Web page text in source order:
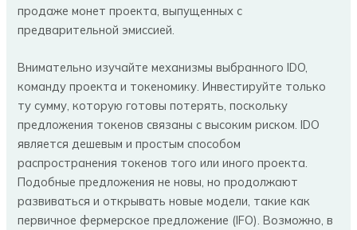
продаже монет проекта, выпущенных с
предварительной эмиссией.
Внимательно изучайте механизмы выбранного IDO,
команду проекта и токеномику. Инвестируйте только
ту сумму, которую готовы потерять, поскольку
предложения токенов связаны с высоким риском. IDO
является дешевым и простым способом
распространения токенов того или иного проекта.
Подобные предложения не новы, но продолжают
развиваться и открывать новые модели, такие как
первичное фермерское предложение (IFO). Возможно, в